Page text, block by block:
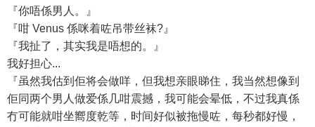
『你唔係男人。』
『咁 Venus 係咪着咗吊带丝袜?』
『我扯了，其实我是唔想的。』
我好担心...
『虽然我估到佢将会做咩，但我想亲眼睇住，我当然想像到
佢同两个男人做爱係几咁震撼，我可能会晕低，不过我真係
冇可能就咁坐嚮度乾等，时间好似被拖慢咗，每秒都好慢，